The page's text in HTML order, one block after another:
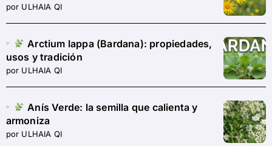
por ULHAIA QI
Arctium lappa (Bardana): propiedades,
usos y tradición
por ULHAIA QI
Anís Verde: la semilla que calienta y
armoniza
por ULHAIA QI